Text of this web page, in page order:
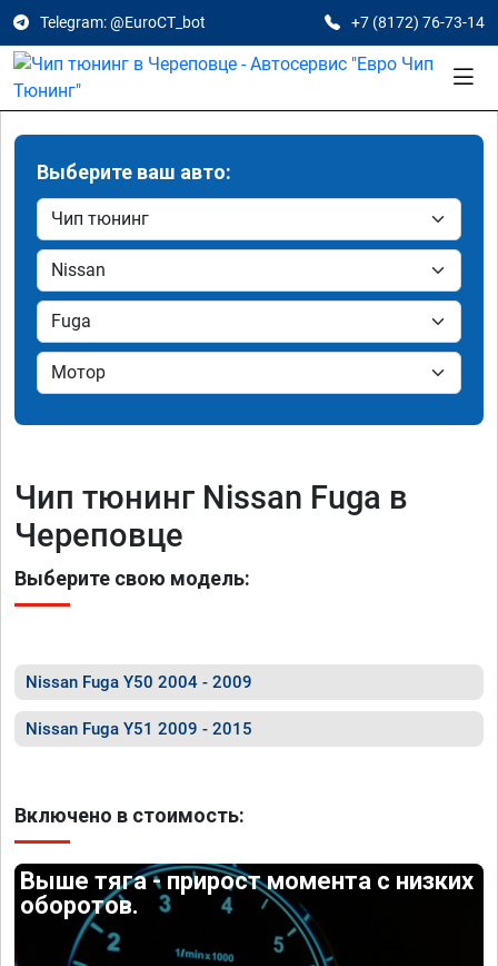
Telegram: @EuroCT_bot +7 (8172) 76-73-14
Выберите ваш авто:
Чип тюнинг Nissan Fuga в
Череповце
Выберите свою модель:
Nissan Fuga Y50 2004 - 2009
Nissan Fuga Y51 2009 - 2015
Включено в стоимость:
Выше тяга - прирост момента с низких
оборотов.